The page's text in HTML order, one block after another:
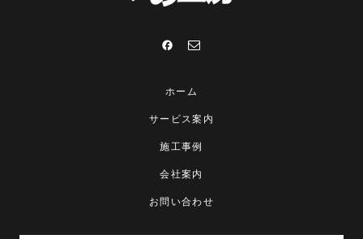
ホーム
サービス案内
施工事例
会社案内
お問い合わせ